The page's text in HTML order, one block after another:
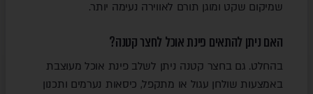
שמיקום שקט ומוגן תורם לאווירה נעימה יותר.
האם ניתן להתאים פינת אוכל לחצר קטנה?
בהחלט. גם בחצר קטנה ניתן לשלב פינת אוכל מעוצבת
באמצעות שולחן עגול או מתקפל, כיסאות נערמים ותכנון